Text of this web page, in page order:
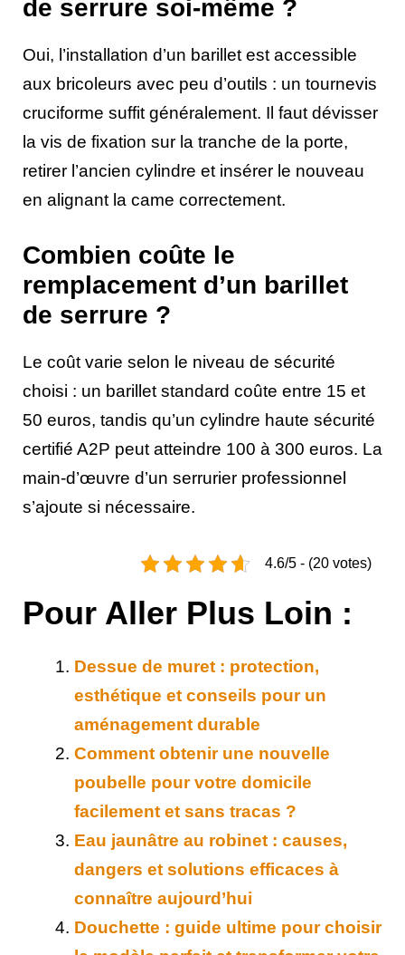
de serrure soi-même ?
Oui, l’installation d’un barillet est accessible
aux bricoleurs avec peu d’outils : un tournevis
cruciforme suffit généralement. Il faut dévisser
la vis de fixation sur la tranche de la porte,
retirer l’ancien cylindre et insérer le nouveau
en alignant la came correctement.
Combien coûte le
remplacement d’un barillet
de serrure ?
Le coût varie selon le niveau de sécurité
choisi : un barillet standard coûte entre 15 et
50 euros, tandis qu’un cylindre haute sécurité
certifié A2P peut atteindre 100 à 300 euros. La
main-d’œuvre d’un serrurier professionnel
s’ajoute si nécessaire.
4.6/5 - (20 votes)
Pour Aller Plus Loin :
Dessue de muret : protection,
esthétique et conseils pour un
aménagement durable
Comment obtenir une nouvelle
poubelle pour votre domicile
facilement et sans tracas ?
Eau jaunâtre au robinet : causes,
dangers et solutions efficaces à
connaître aujourd’hui
Douchette : guide ultime pour choisir